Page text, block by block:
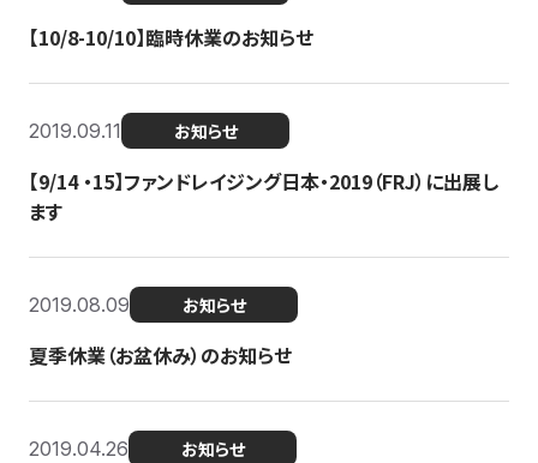
【10/8-10/10】臨時休業のお知らせ
2019.09.11 お知らせ
【9/14 ・15】ファンドレイジング日本・2019（FRJ）に出展し
ます
2019.08.09 お知らせ
夏季休業（お盆休み）のお知らせ
2019.04.26 お知らせ